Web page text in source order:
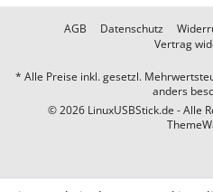
AGB Datenschutz
Vertrag
* Alle Preise inkl. gesetzl.
anders
© 2026 LinuxUSBStick.de - Alle